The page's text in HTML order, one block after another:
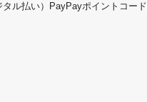
ル払い） PayPayポイントコード